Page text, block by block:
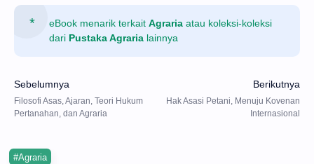
eBook menarik terkait Agraria atau koleksi-koleksi
dari Pustaka Agraria lainnya
#Agraria